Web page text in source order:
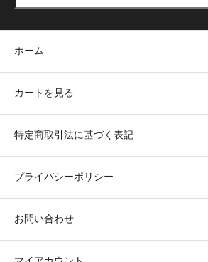
ホーム
カートを見る
特定商取引法に基づく表記
プライバシーポリシー
お問い合わせ